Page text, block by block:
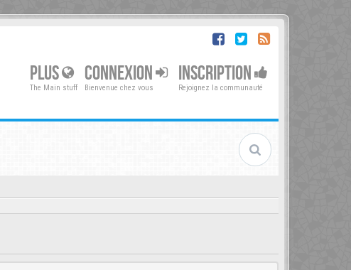
PLUS
The Main stuff
CONNEXION
Bienvenue chez vous
INSCRIPTION
Rejoignez la communauté